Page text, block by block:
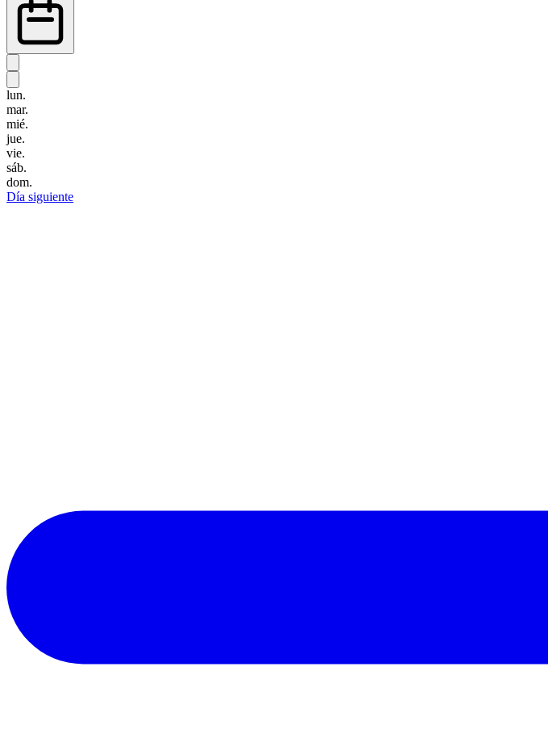
lun.
mar.
mié.
jue.
vie.
sáb.
dom.
Día siguiente